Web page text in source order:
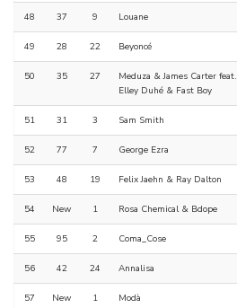
48 37 9 Louane
49 28 22 Beyoncé
50 35 27
Meduza & James Carter feat.
Elley Duhé & Fast Boy
51 31 3 Sam Smith
52 77 7 George Ezra
53 48 19 Felix Jaehn & Ray Dalton
54 New 1 Rosa Chemical & Bdope
55 95 2 Coma_Cose
56 42 24 Annalisa
57 New 1 Modà